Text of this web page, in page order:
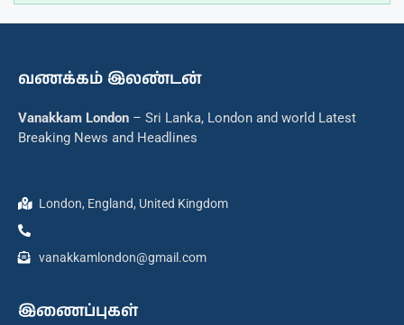
வணக்கம் இலண்டன்
Vanakkam London – Sri Lanka, London and world Latest
Breaking News and Headlines
London, England, United Kingdom
vanakkamlondon@gmail.com
இணைப்புகள்